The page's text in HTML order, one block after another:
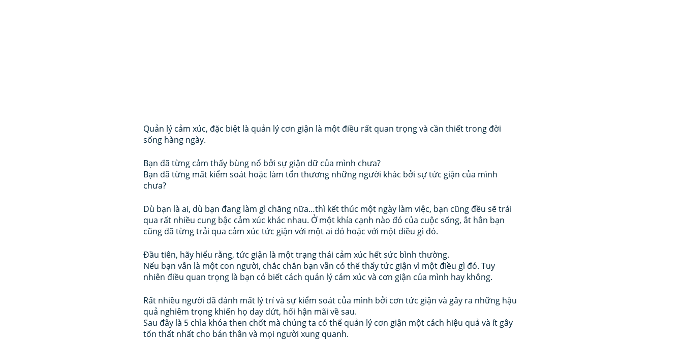
Quản lý cảm xúc, đặc biệt là quản lý cơn giận là một điều rất quan trọng và cần thiết trong đời
sống hàng ngày.
Bạn đã từng cảm thấy bùng nổ bởi sự giận dữ của mình chưa?
Bạn đã từng mất kiểm soát hoặc làm tổn thương những người khác bởi sự tức giận của mình
chưa?
Dù bạn là ai, dù bạn đang làm gì chăng nữa…thì kết thúc một ngày làm việc, bạn cũng đều sẽ trải
qua rất nhiều cung bậc cảm xúc khác nhau. Ở một khía cạnh nào đó của cuộc sống, ắt hẳn bạn
cũng đã từng trải qua cảm xúc tức giận với một ai đó hoặc với một điều gì đó.
Đầu tiên, hãy hiểu rằng, tức giận là một trạng thái cảm xúc hết sức bình thường.
Nếu bạn vẫn là một con người, chắc chắn bạn vẫn có thể thấy tức giận vì một điều gì đó. Tuy
nhiên điều quan trọng là bạn có biết cách quản lý cảm xúc và cơn giận của mình hay không.
Rất nhiều người đã đánh mất lý trí và sự kiểm soát của mình bởi cơn tức giận và gây ra những hậu
quả nghiêm trọng khiến họ day dứt, hối hận mãi về sau.
Sau đây là 5 chìa khóa then chốt mà chúng ta có thể quản lý cơn giận một cách hiệu quả và ít gây
tổn thất nhất cho bản thân và mọi người xung quanh.